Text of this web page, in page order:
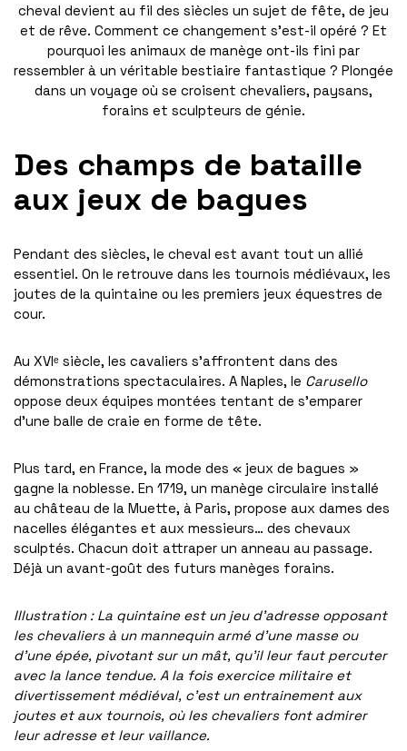
cheval devient au fil des siècles un sujet de fête, de jeu
et de rêve. Comment ce changement s’est-il opéré ? Et
pourquoi les animaux de manège ont-ils fini par
ressembler à un véritable bestiaire fantastique ? Plongée
dans un voyage où se croisent chevaliers, paysans,
forains et sculpteurs de génie.
Des champs de bataille
aux jeux de bagues
Pendant des siècles, le cheval est avant tout un allié
essentiel. On le retrouve dans les tournois médiévaux, les
joutes de la quintaine ou les premiers jeux équestres de
cour.
Au XVIᵉ siècle, les cavaliers s’affrontent dans des
démonstrations spectaculaires. A Naples, le Carusello
oppose deux équipes montées tentant de s’emparer
d’une balle de craie en forme de tête.
Plus tard, en France, la mode des « jeux de bagues »
gagne la noblesse. En 1719, un manège circulaire installé
au château de la Muette, à Paris, propose aux dames des
nacelles élégantes et aux messieurs… des chevaux
sculptés. Chacun doit attraper un anneau au passage.
Déjà un avant-goût des futurs manèges forains.
Illustration : La quintaine est un jeu d’adresse opposant
les chevaliers à un mannequin armé d’une masse ou
d’une épée, pivotant sur un mât, qu’il leur faut percuter
avec la lance tendue. A la fois exercice militaire et
divertissement médiéval, c’est un entrainement aux
joutes et aux tournois, où les chevaliers font admirer
leur adresse et leur vaillance.